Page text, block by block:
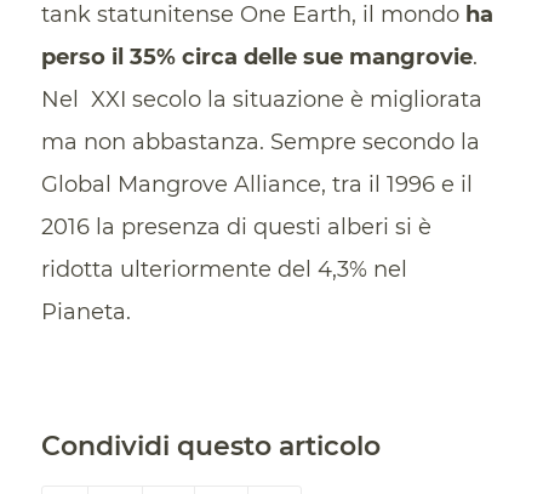
tank statunitense One Earth, il mondo ha
perso il 35% circa delle sue mangrovie.
Nel XXI secolo la situazione è migliorata
ma non abbastanza. Sempre secondo la
Global Mangrove Alliance, tra il 1996 e il
2016 la presenza di questi alberi si è
ridotta ulteriormente del 4,3% nel
Pianeta.
Condividi questo articolo